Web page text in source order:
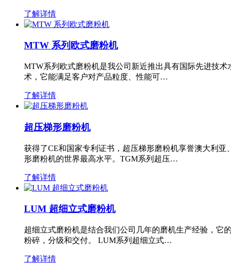
了解详情
MTW 系列欧式磨粉机
MTW系列欧式磨粉机是我公司新近推出具有国际先进技
术，它能满足客户对产品粒度、性能可…
了解详情
超压梯形磨粉机
获得了CE和国家专利证书，超压梯形磨粉机享誉澳大利
形磨粉机的世界最高水平。TGM系列超压…
了解详情
LUM 超细立式磨粉机
超细立式磨粉机是结合我们公司几年的磨机生产经验，它
粉碎，分级和交付。 LUM系列超细立式…
了解详情